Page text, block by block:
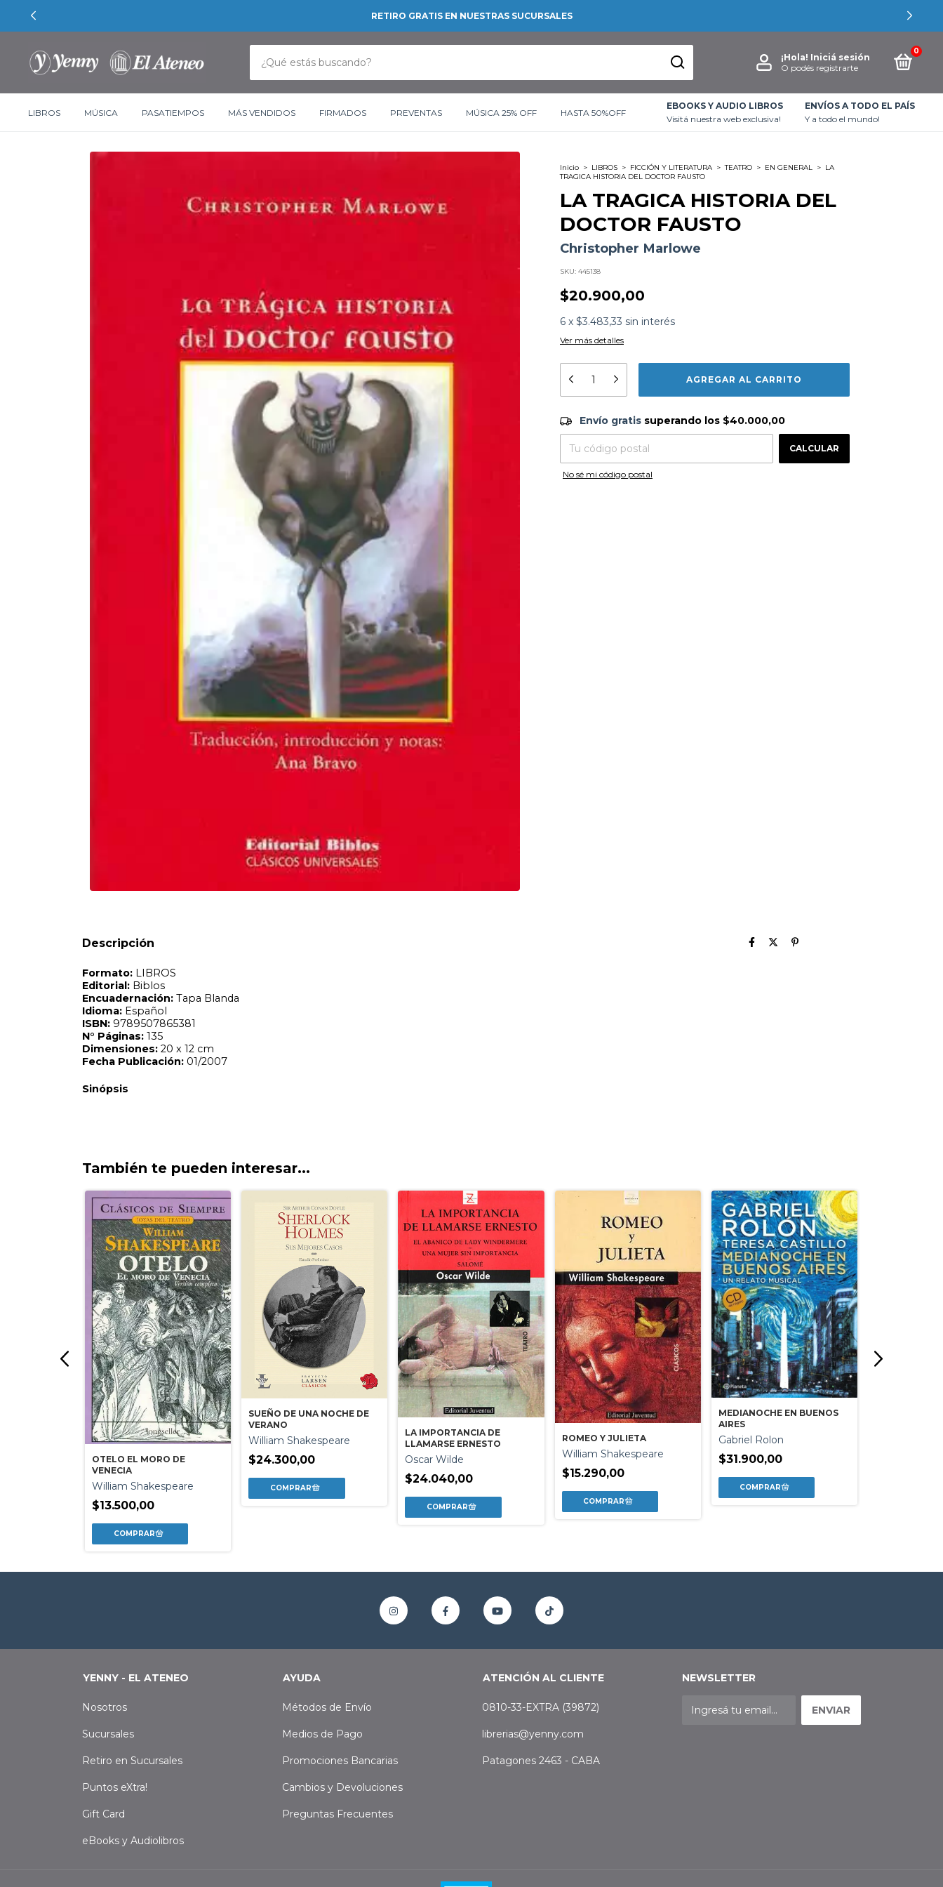
RETIRO GRATIS EN NUESTRAS SUCURSALES
¡Hola! Iniciá sesión
O podés registrarte
0
LIBROS MÚSICA PASATIEMPOS MÁS VENDIDOS FIRMADOS PREVENTAS MÚSICA 25% OFF HASTA 50%OFF
EBOOKS Y AUDIO LIBROS
Visitá nuestra web exclusiva!
ENVÍOS A TODO EL PAÍS
Y a todo el mundo!
Inicio > LIBROS > FICCIÓN Y LITERATURA > TEATRO > EN GENERAL > LA
TRAGICA HISTORIA DEL DOCTOR FAUSTO
LA TRAGICA HISTORIA DEL
DOCTOR FAUSTO
Christopher Marlowe
SKU: 445138
$20.900,00
6 x $3.483,33 sin interés
Ver más detalles
Envío gratis $40.000,00
Entregas para el CP: CAMBIAR CP
Envío gratis superando los $40.000,00
CALCULAR
No sé mi código postal
Descripción
También te pueden interesar...
OTELO EL MORO DE
VENECIA
William Shakespeare
$13.500,00
SUEÑO DE UNA NOCHE DE
VERANO
William Shakespeare
$24.300,00
LA IMPORTANCIA DE
LLAMARSE ERNESTO
Oscar Wilde
$24.040,00
ROMEO Y JULIETA
William Shakespeare
$15.290,00
MEDIANOCHE EN BUENOS
AIRES
Gabriel Rolon
$31.900,00
YENNY - EL ATENEO
Nosotros
Sucursales
Retiro en Sucursales
Puntos eXtra!
Gift Card
eBooks y Audiolibros
AYUDA
Métodos de Envío
Medios de Pago
Promociones Bancarias
Cambios y Devoluciones
Preguntas Frecuentes
ATENCIÓN AL CLIENTE
0810-33-EXTRA (39872)
librerias@yenny.com
Patagones 2463 - CABA
NEWSLETTER